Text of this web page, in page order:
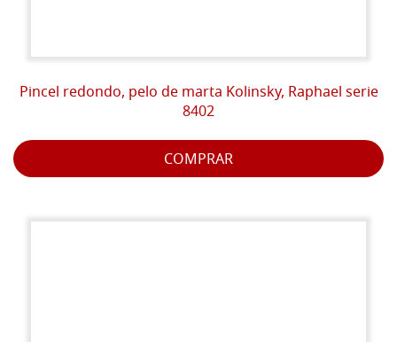
Pincel redondo, pelo de marta Kolinsky, Raphael serie
8402
COMPRAR